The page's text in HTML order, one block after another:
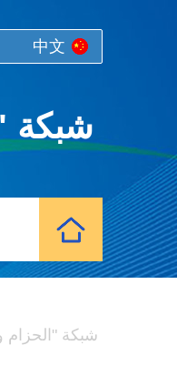
中文
شبكة
شبكة "الحزام